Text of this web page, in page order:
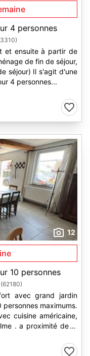
4 personnes
et ensuite à partir de
de fin de séjour,
s'agit d'une
ravissante maison de village idéale pour 4 personnes...
12
10 personnes
avec grand jardin